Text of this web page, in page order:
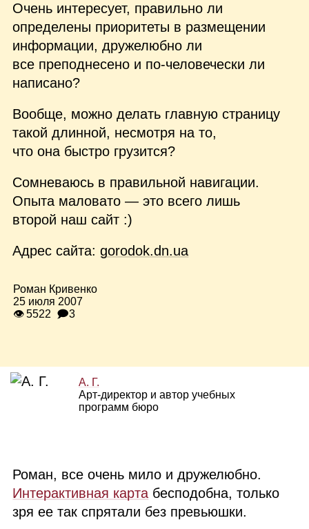
Очень интересует, правильно ли
определены приоритеты в размещении
информации, дружелюбно ли
все преподнесено и по‑человечески ли
написано?
Вообще, можно делать главную страницу
такой длинной, несмотря на то,
что она быстро грузится?
Сомневаюсь в правильной навигации.
Опыта маловато — это всего лишь
второй наш сайт :)
Адрес сайта:gorodok.dn.ua
Роман Кривенко
25 июля 2007
👁 5522 🗩3
А. Г.
Арт‑директор и автор учебных
программ бюро
Роман, все очень мило и дружелюбно.
Интерактивная картабесподобна, только
зря ее так спрятали без превьюшки.